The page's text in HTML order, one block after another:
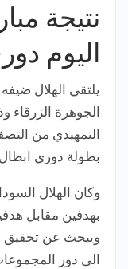
نتيجة
اليوم
يلتقي الهلال
الجوهرة
التمهيدي من
بطولة دوري ابطال
وكان الهلال
بهدفين مقابل
ويبحث عن تحقيق
الى دور